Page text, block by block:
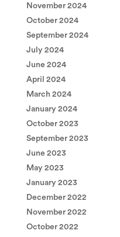
November 2024
October 2024
September 2024
July 2024
June 2024
April 2024
March 2024
January 2024
October 2023
September 2023
June 2023
May 2023
January 2023
December 2022
November 2022
October 2022